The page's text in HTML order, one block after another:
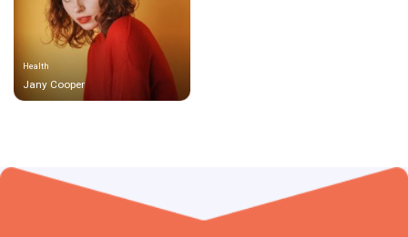
Health
Jany Cooper